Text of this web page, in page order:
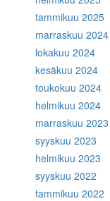
tammikuu 2025
marraskuu 2024
lokakuu 2024
kesäkuu 2024
toukokuu 2024
helmikuu 2024
marraskuu 2023
syyskuu 2023
helmikuu 2023
syyskuu 2022
tammikuu 2022